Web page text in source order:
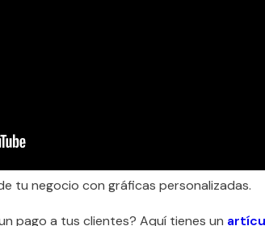
tu negocio con gráficas personalizadas.
pago a tus clientes? Aquí tienes un